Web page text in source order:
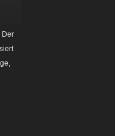
Der